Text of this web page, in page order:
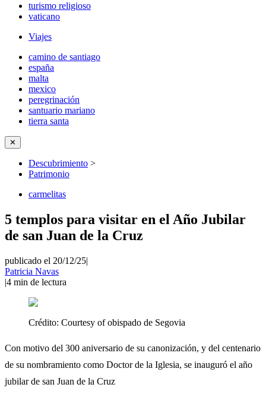
turismo religioso
vaticano
Viajes
camino de santiago
españa
malta
mexico
peregrinación
santuario mariano
tierra santa
✕
Descubrimiento >
Patrimonio
carmelitas
5 templos para visitar en el Año Jubilar
de san Juan de la Cruz
publicado el 20/12/25|
Patricia Navas
|4 min de lectura
Crédito: Courtesy of obispado de Segovia
Con motivo del 300 aniversario de su canonización, y del centenario
de su nombramiento como Doctor de la Iglesia, se inauguró el año
jubilar de san Juan de la Cruz